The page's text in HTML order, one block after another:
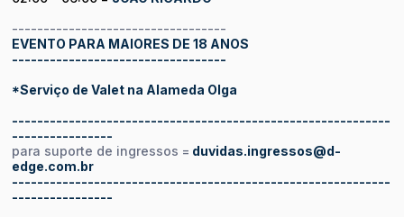
----------------------------------
EVENTO PARA MAIORES DE 18 ANOS
----------------------------------
*Serviço de Valet na Alameda Olga
------------------------------------------------------------
----------------
para suporte de ingressos = duvidas.ingressos@d-
edge.com.br
------------------------------------------------------------
----------------